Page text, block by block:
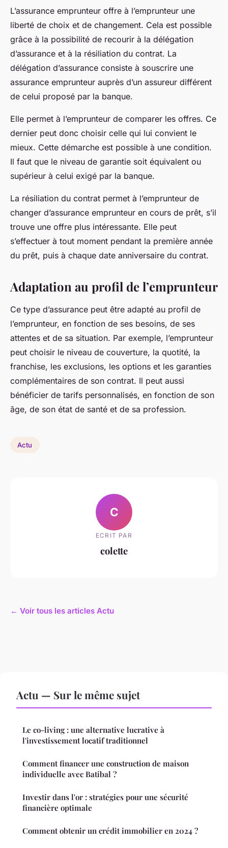
L’assurance emprunteur offre à l’emprunteur une
liberté de choix et de changement. Cela est possible
grâce à la possibilité de recourir à la délégation
d’assurance et à la résiliation du contrat. La
délégation d’assurance consiste à souscrire une
assurance emprunteur auprès d’un assureur différent
de celui proposé par la banque.
Elle permet à l’emprunteur de comparer les offres. Ce
dernier peut donc choisir celle qui lui convient le
mieux. Cette démarche est possible à une condition.
Il faut que le niveau de garantie soit équivalent ou
supérieur à celui exigé par la banque.
La résiliation du contrat permet à l’emprunteur de
changer d’assurance emprunteur en cours de prêt, s’il
trouve une offre plus intéressante. Elle peut
s’effectuer à tout moment pendant la première année
du prêt, puis à chaque date anniversaire du contrat.
Adaptation au profil de l’emprunteur
Ce type d’assurance peut être adapté au profil de
l’emprunteur, en fonction de ses besoins, de ses
attentes et de sa situation. Par exemple, l’emprunteur
peut choisir le niveau de couverture, la quotité, la
franchise, les exclusions, les options et les garanties
complémentaires de son contrat. Il peut aussi
bénéficier de tarifs personnalisés, en fonction de son
âge, de son état de santé et de sa profession.
Actu
C
ECRIT PAR
colette
← Voir tous les articles Actu
Actu — Sur le même sujet
Le co-living : une alternative lucrative à
l'investissement locatif traditionnel
Comment financer une construction de maison
individuelle avec Batibal ?
Investir dans l'or : stratégies pour une sécurité
financière optimale
Comment obtenir un crédit immobilier en 2024 ?